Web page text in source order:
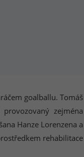
goalballu. Tomáš
zejména
Hanze Lorenzena a
rehabilitace